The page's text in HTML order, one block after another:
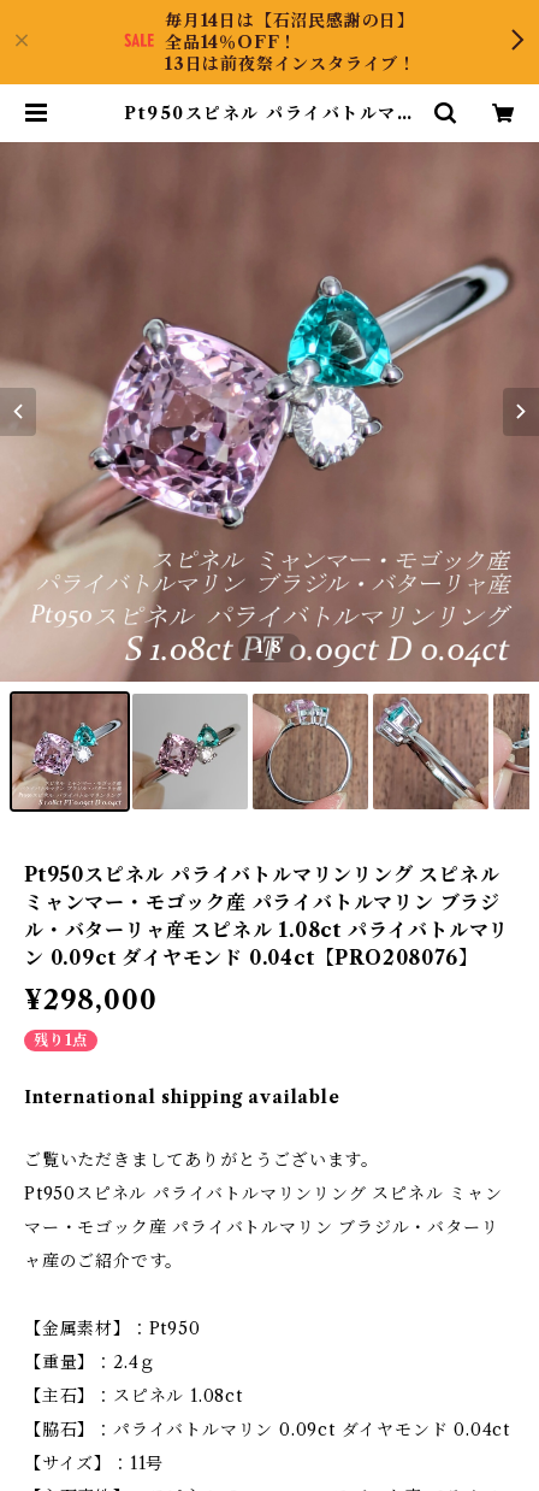
毎月14日は【石沼民感謝の日】
全品14％OFF！
13日は前夜祭インスタライブ！
Pt950スピネル パライバトルマリ
1/8
Pt950スピネル パライバトルマリンリング スピネル
ミャンマー・モゴック産 パライバトルマリン ブラジ
ル・バターリャ産 スピネル 1.08ct パライバトルマリ
ン 0.09ct ダイヤモンド 0.04ct【PRO208076】
¥298,000
残り1点
International shipping available
ご覧いただきましてありがとうございます。
Pt950スピネル パライバトルマリンリング スピネル ミャン
マー・モゴック産 パライバトルマリン ブラジル・バターリ
ャ産のご紹介です。
【金属素材】：Pt950
【重量】：2.4ｇ
【主石】：スピネル 1.08ct
【脇石】：パライバトルマリン 0.09ct ダイヤモンド 0.04ct
【サイズ】：11号